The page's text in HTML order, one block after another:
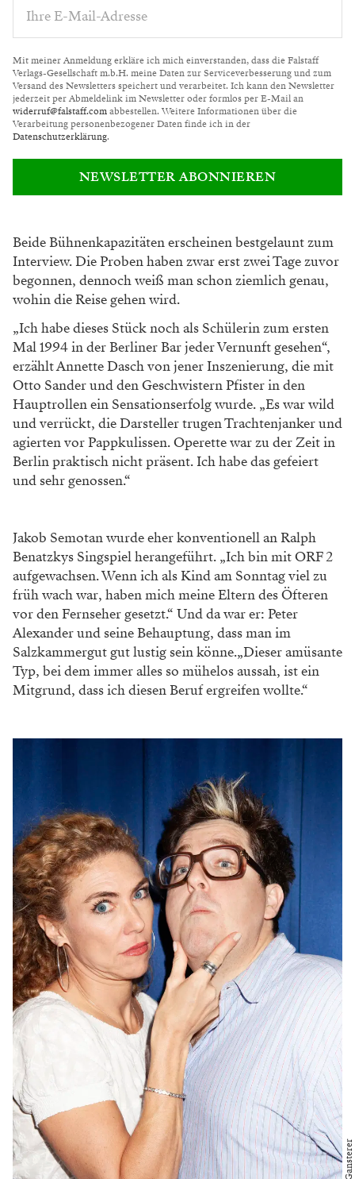
Hier spielt das Leben: Jetzt zum
BÜHNE-Newsletter anmelden!
Ihre E-Mail-Adresse
Mit meiner Anmeldung erkläre ich mich einverstanden, dass die Falstaff
Verlags-Gesellschaft m.b.H. meine Daten zur Serviceverbesserung und zum
Versand des Newsletters speichert und verarbeitet. Ich kann den Newsletter
jederzeit per Abmeldelink im Newsletter oder formlos per E-Mail an
widerruf@falstaff.comabbestellen. Weitere Informationen über die
Verarbeitung personenbezogener Daten finde ich in der
Datenschutzerklärung.
NEWSLETTER ABONNIEREN
begonnen, dennoch weiß man schon ziemlich genau,
„Ich habe dieses Stück noch als Schülerin zum ersten
Mal 1994 in der Berliner Bar jeder Vernunft gesehen“,
erzählt Annette Dasch von jener Inszenierung, die mit
Otto Sander und den Geschwistern Pfister in den
Hauptrollen ein Sensationserfolg wurde. „Es war wild
und verrückt, die Darsteller trugen Trachtenjanker und
agierten vor Pappkulissen. Operette war zu der Zeit in
Berlin praktisch nicht präsent. Ich habe das gefeiert
und sehr genossen.“
Jakob Semotan wurde eher konventionell an Ralph
Benatzkys Singspiel herangeführt. „Ich bin mit ORF 2
aufgewachsen. Wenn ich als Kind am Sonntag viel zu
früh wach war, haben mich meine Eltern des Öfteren
vor den Fernseher gesetzt.“ Und da war er: Peter
Alexander und seine Behauptung, dass man im
Salzkammergut gut lustig sein könne.„Dieser amüsante
Typ, bei dem immer alles so mühelos aussah, ist ein